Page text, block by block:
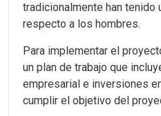
tradicionalmente han tenido
respecto a los hombres.
Para implementar el
un plan de trabajo que
empresarial e inversiones
cumplir el objetivo del